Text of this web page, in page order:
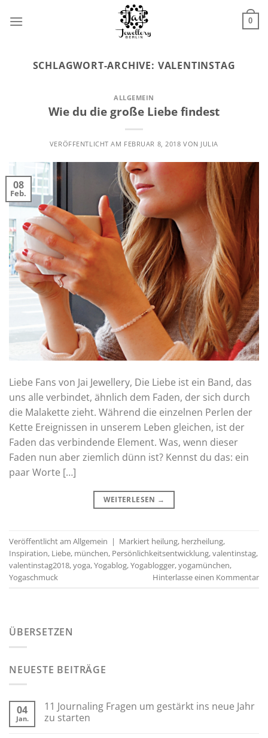
Inhalt
0
SCHLAGWORT-ARCHIVE: VALENTINSTAG
ALLGEMEIN
Wie du die große Liebe findest
VERÖFFENTLICHT AM FEBRUAR 8, 2018 VON JULIA
08
Feb.
Liebe Fans von Jai Jewellery, Die Liebe ist ein Band, das
uns alle verbindet, ähnlich dem Faden, der sich durch
die Malakette zieht. Während die einzelnen Perlen der
Kette Ereignissen in unserem Leben gleichen, ist der
Faden das verbindende Element. Was, wenn dieser
Faden nun aber ziemlich dünn ist? Kennst du das: ein
paar Worte […]
WEITERLESEN →
Veröffentlicht am Allgemein | Markiert heilung, herzheilung,
Inspiration, Liebe, münchen, Persönlichkeitsentwicklung,valentinstag,
valentinstag2018,yoga,Yogablog,Yogablogger,yogamünchen,
Yogaschmuck
Hinterlasse einen Kommentar
ÜBERSETZEN
NEUESTE BEITRÄGE
04
Jan.
11 Journaling Fragen um gestärkt ins neue Jahr
zu starten